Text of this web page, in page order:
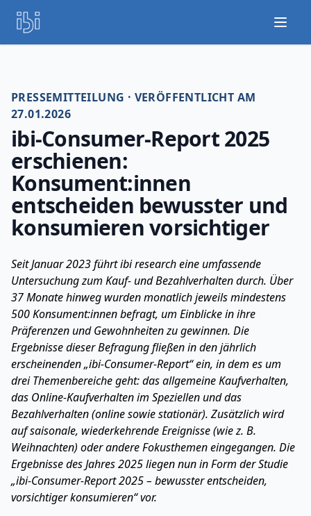
PRESSEMITTEILUNG · VERÖFFENTLICHT AM
27.01.2026
ibi-Consumer-Report 2025
erschienen:
Konsument:innen
entscheiden bewusster und
konsumieren vorsichtiger
Seit Januar 2023 führt ibi research eine umfassende
Untersuchung zum Kauf- und Bezahlverhalten durch. Über
37 Monate hinweg wurden monatlich jeweils mindestens
500 Konsument:innen befragt, um Einblicke in ihre
Präferenzen und Gewohnheiten zu gewinnen. Die
Ergebnisse dieser Befragung fließen in den jährlich
erscheinenden „ibi-Consumer-Report“ ein, in dem es um
drei Themenbereiche geht: das allgemeine Kaufverhalten,
das Online-Kaufverhalten im Speziellen und das
Bezahlverhalten (online sowie stationär). Zusätzlich wird
auf saisonale, wiederkehrende Ereignisse (wie z. B.
Weihnachten) oder andere Fokusthemen eingegangen. Die
Ergebnisse des Jahres 2025 liegen nun in Form der Studie
„ibi-Consumer-Report 2025 – bewusster entscheiden,
vorsichtiger konsumieren“ vor.